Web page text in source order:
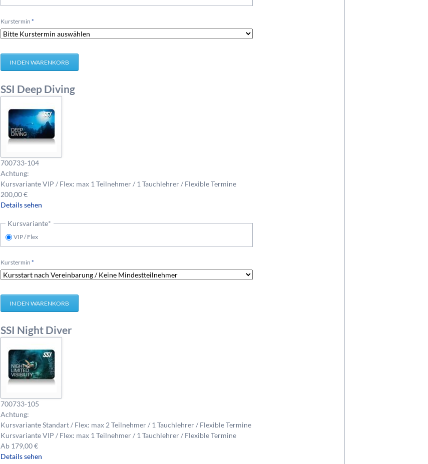
Pflichtfeld
Kurstermin *
SSI Deep Diving
700733-104
Achtung:
Kursvariante VIP / Flex: max 1 Teilnehmer / 1 Tauchlehrer / Flexible Termine
200,00€
Details sehen
Pflichtfeld
Kursvariante*
VIP / Flex
Pflichtfeld
Kurstermin *
SSI Night Diver
700733-105
Achtung:
Kursvariante Standart / Flex: max 2 Teilnehmer / 1 Tauchlehrer / Flexible Termine
Kursvariante VIP / Flex: max 1 Teilnehmer / 1 Tauchlehrer / Flexible Termine
Ab 179,00€
Details sehen